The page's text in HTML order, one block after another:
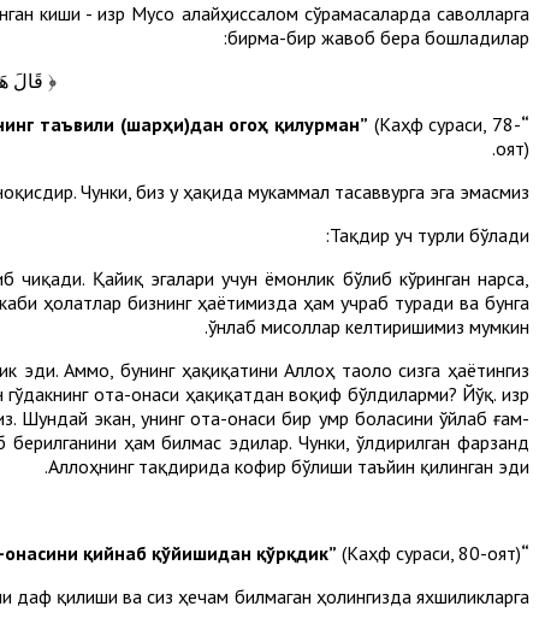
киши - Ҳизр Мусо алайҳиссалом сўрамасаларда саволларга
бирма-бир жавоб бера бошладилар:
﴿ قَالَ
“Мана шу сен билан менинг ажрашимиздир. Энди мен сени сабр қилишга тоқатинг етмаган нарсаларнинг таъвили (шарҳи)дан огоҳ қилурман”
(Каҳф сураси, 78-
оят).
Чунки, биз у ҳақида мукаммал тасаввурга эга эмасмиз.
Тақдир уч турли бўлади:
Қайиқ эгалари учун ёмонлик бўлиб кўринган нарса,
ҳолатлар бизнинг ҳаётимизда ҳам учраб туради ва бунга
ўнлаб мисоллар келтиришимиз мумкин.
эди. Аммо, бунинг ҳақиқатини Аллоҳ таоло сизга ҳаётингиз
ота-онаси ҳақиқатдан воқиф бўлдиларми? Йўқ. Ҳизр
Шундай экан, унинг ота-онаси бир умр боласини ўйлаб ғам-
берилганини ҳам билмас эдилар. Чунки, ўлдирилган фарзанд
Аллоҳнинг тақдирида кофир бўлиши таъйин қилинган эди.
“Бас, биз у (бола) туғён ва куфр билан ота-онасини қийнаб қўйишидан қўрқдик”
(Каҳф сураси, 80-оят).
даф қилиши ва сиз ҳечам билмаган ҳолингизда яхшиликларга